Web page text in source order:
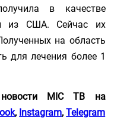
в качестве
из США. Сейчас их
на область
для лечения более 1
ости МІС ТВ на
, Instagram, Telegram